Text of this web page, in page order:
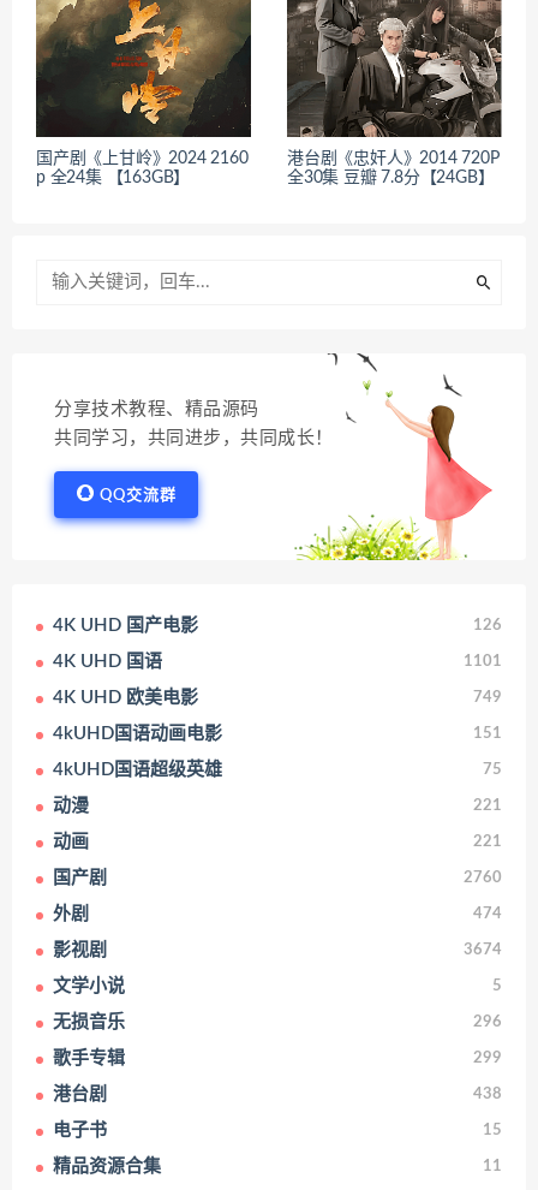
国产剧《上甘岭》2024 2160
p 全24集 【163GB】
港台剧《忠奸人》2014 720P
全30集 豆瓣 7.8分【24GB】
分享技术教程、精品源码
共同学习，共同进步，共同成长！
QQ交流群
4K UHD 国产电影 126
4K UHD 国语 1101
4K UHD 欧美电影 749
4kUHD国语动画电影 151
4kUHD国语超级英雄 75
动漫 221
动画 221
国产剧 2760
外剧 474
影视剧 3674
文学小说 5
无损音乐 296
歌手专辑 299
港台剧 438
电子书 15
精品资源合集 11